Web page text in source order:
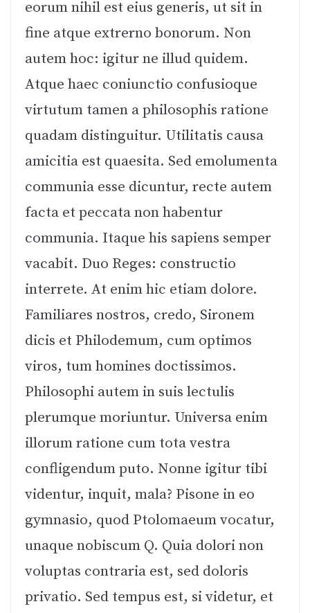
eorum nihil est eius generis, ut sit in
fine atque extrerno bonorum. Non
autem hoc: igitur ne illud quidem.
Atque haec coniunctio confusioque
virtutum tamen a philosophis ratione
quadam distinguitur. Utilitatis causa
amicitia est quaesita. Sed emolumenta
communia esse dicuntur, recte autem
facta et peccata non habentur
communia. Itaque his sapiens semper
vacabit. Duo Reges: constructio
interrete. At enim hic etiam dolore.
Familiares nostros, credo, Sironem
dicis et Philodemum, cum optimos
viros, tum homines doctissimos.
Philosophi autem in suis lectulis
plerumque moriuntur. Universa enim
illorum ratione cum tota vestra
confligendum puto. Nonne igitur tibi
videntur, inquit, mala? Pisone in eo
gymnasio, quod Ptolomaeum vocatur,
unaque nobiscum Q. Quia dolori non
voluptas contraria est, sed doloris
privatio. Sed tempus est, si videtur, et